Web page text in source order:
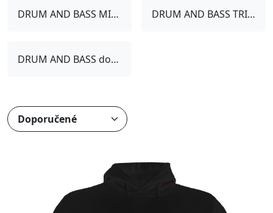
DRUM AND BASS MIKINY DRUM AND BASS TRIČKA
DRUM AND BASS doplňky